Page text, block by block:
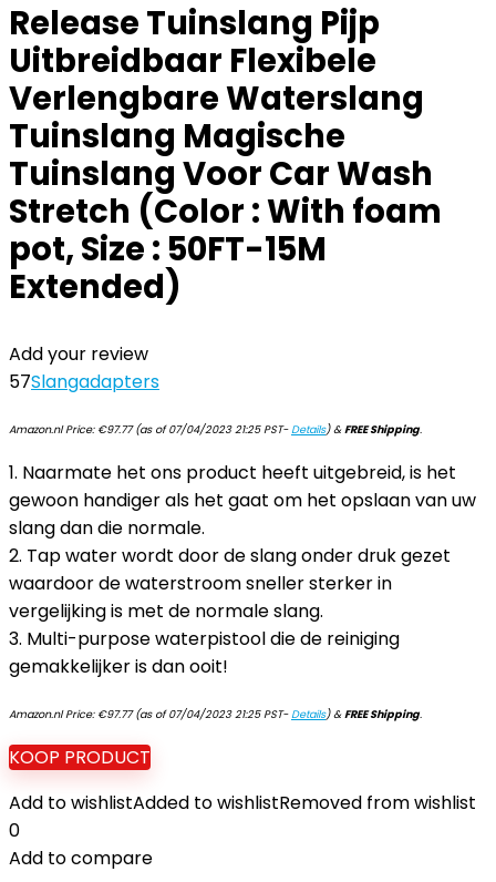
Release Tuinslang Pijp
Uitbreidbaar Flexibele
Verlengbare Waterslang
Tuinslang Magische
Tuinslang Voor Car Wash
Stretch (Color : With foam
pot, Size : 50FT-15M
Extended)
Add your review
57Slangadapters
Amazon.nl Price: €97.77(as of 07/04/2023 21:25 PST-Details)&FREE Shipping.
1. Naarmate het ons product heeft uitgebreid, is het
gewoon handiger als het gaat om het opslaan van uw
slang dan die normale.
2. Tap water wordt door de slang onder druk gezet
waardoor de waterstroom sneller sterker in
vergelijking is met de normale slang.
3. Multi-purpose waterpistool die de reiniging
gemakkelijker is dan ooit!
Amazon.nl Price: €97.77(as of 07/04/2023 21:25 PST-Details)&FREE Shipping.
KOOP PRODUCT
Add to wishlistAdded to wishlistRemoved from wishlist
0
Add to compare